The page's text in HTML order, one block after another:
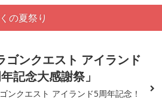
の夏祭り
ゴンクエスト アイランド
記念大感謝祭」
ンクエスト アイランド5周年記念！